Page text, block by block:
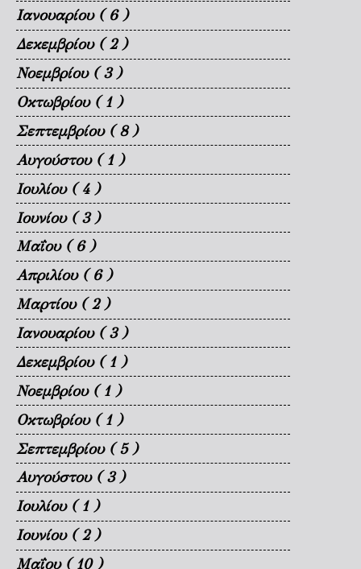
Ιανουαρίου ( 6 )
Δεκεμβρίου ( 2 )
Νοεμβρίου ( 3 )
Οκτωβρίου ( 1 )
Σεπτεμβρίου ( 8 )
Αυγούστου ( 1 )
Ιουλίου ( 4 )
Ιουνίου ( 3 )
Μαΐου ( 6 )
Απριλίου ( 6 )
Μαρτίου ( 2 )
Ιανουαρίου ( 3 )
Δεκεμβρίου ( 1 )
Νοεμβρίου ( 1 )
Οκτωβρίου ( 1 )
Σεπτεμβρίου ( 5 )
Αυγούστου ( 3 )
Ιουλίου ( 1 )
Ιουνίου ( 2 )
Μαΐου ( 10 )